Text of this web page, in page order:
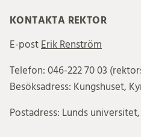
KONTAKTA REKTOR
E-post Erik Renström
Telefon: 046-222 70 03
Besöksadress: Kungshuset,
Postadress: Lunds universitet,